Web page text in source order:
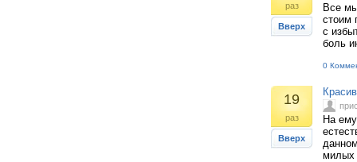
раз
Вверх
Все
стоим
с
боль
0
19
раз
Вверх
На
милых